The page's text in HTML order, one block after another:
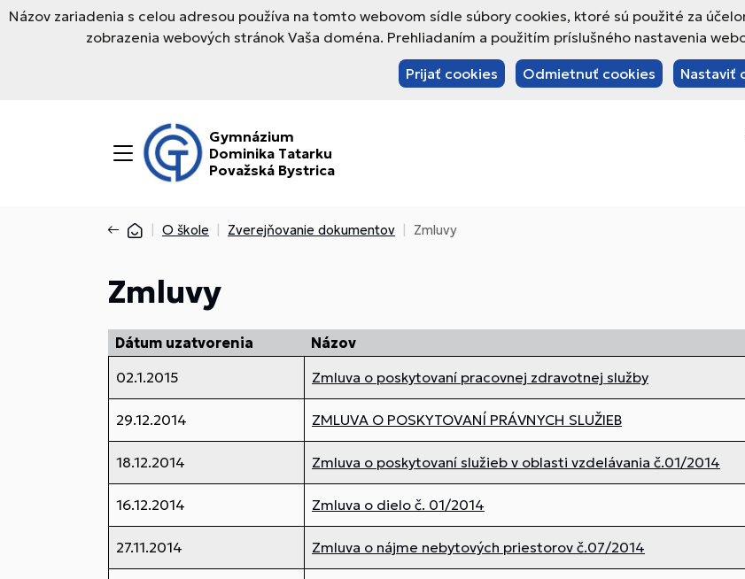
Názov zariadenia s celou adresou používa na tomto webovom sídle súbory cookies, ktoré sú použité za
zobrazenia webových stránok Vaša doména. Prehliadaním a použitím príslušného nastavenia
Prijať cookies Odmietnuť cookies Nastaviť
Gymnázium
Dominika Tatarku
Považská Bystrica
O škole Zverejňovanie dokumentov Zmluvy
Zmluvy
Dátum uzatvorenia Názov
02.1.2015
Zmluva o poskytovaní pracovnej zdravotnej služby
29.12.2014 ZMLUVA O POSKYTOVANÍ PRÁVNYCH SLUŽIEB
18.12.2014 Zmluva o poskytovaní služieb v oblasti vzdelávania č.01/2014
16.12.2014 Zmluva o dielo č. 01/2014
27.11.2014 Zmluva o nájme nebytových priestorov č.07/2014